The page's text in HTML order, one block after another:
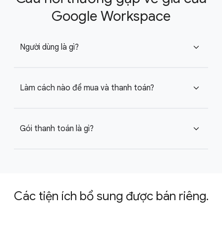
Google Workspace
Người dùng là gì? expand_more
Làm cách nào để mua và thanh toán? expand_more
Gói thanh toán là gì? expand_more
Các tiện ích bổ sung được bán riêng.